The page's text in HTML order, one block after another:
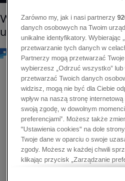
Zarówno my, jak i nasi partnerzy
danych osobowych na Twoim
unikalne identyfikatory. Wybierając
przetwarzanie tych danych w
Partnerzy mogą przetwarzać
wybierzesz „Odrzuć wszystko”
przetwarzać Twoich danych
widzisz, mogą nie być dla Ciebie
wpływ na naszą stronę
swoją zgodę, w dowolnym
preferencjami”. Możesz także
"Ustawienia cookies" na dole
Twoje dane w oparciu o swoje
zgody. Możesz w każdej chwili
klikając przycisk „Zarządzanie
cookies" na dole strony. Nie